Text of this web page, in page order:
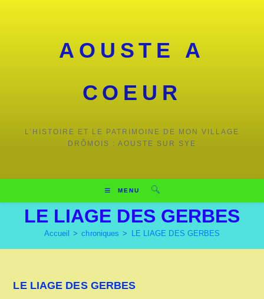
AOUSTE A
COEUR
L’HISTOIRE ET LE PATRIMOINE DE MON VILLAGE
DRÔMOIS : AOUSTE SUR SYE
MENU
LE LIAGE DES GERBES
Accueil > chroniques > LE LIAGE DES GERBES
LE LIAGE DES GERBES